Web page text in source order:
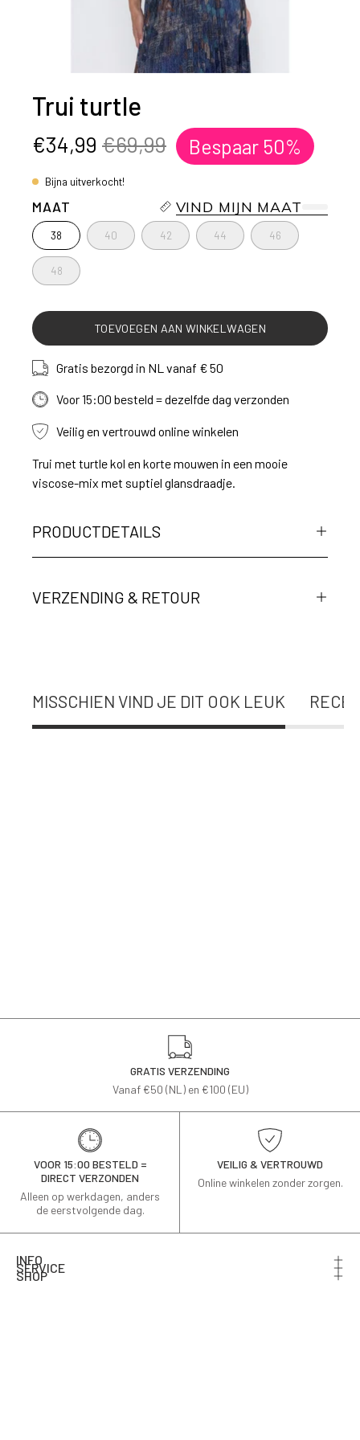
Trui turtle
€34,99 €69,99 Bespaar 50%
Bijna uitverkocht!
MAAT VIND MIJN MAAT
38 40 42 44 46
48
TOEVOEGEN AAN WINKELWAGEN
Gratis bezorgd in NL vanaf € 50
Voor 15:00 besteld = dezelfde dag verzonden
Veilig en vertrouwd online winkelen
Trui met turtle kol en korte mouwen in een mooie
viscose-mix met suptiel glansdraadje.
PRODUCTDETAILS
VERZENDING & RETOUR
MISSCHIEN VIND JE DIT OOK LEUK
GRATIS VERZENDING
Vanaf €50 (NL) en €100 (EU)
VOOR 15:00 BESTELD =
DIRECT VERZONDEN
Alleen op werkdagen, anders
de eerstvolgende dag.
VEILIG & VERTROUWD
Online winkelen zonder zorgen.
INFO
SERVICE
SHOP